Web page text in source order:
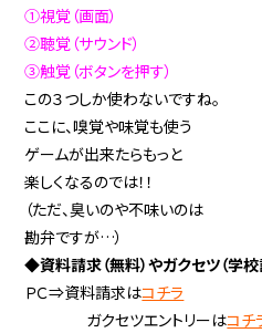
①視覚（画面）
②聴覚（サウンド）
③触覚（ボタンを押す）
この３つしか使わないですね。
ここに、嗅覚や味覚も使う
ゲームが出来たらもっと
楽しくなるのでは！！
（ただ、臭いのや不味いのは
勘弁ですが…）
◆資料請求（無料）やガクセツ（学
ＰＣ⇒資料請求はコチラ
ガクセツエントリーはコチ